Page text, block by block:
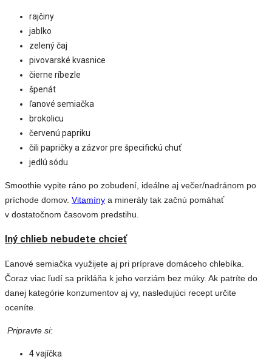
rajčiny
jablko
zelený čaj
pivovarské kvasnice
čierne ríbezle
špenát
ľanové semiačka
brokolicu
červenú papriku
čili papričky a zázvor pre špecifickú chuť
jedlú sódu
Smoothie vypite ráno po zobudení, ideálne aj večer/nadránom po
príchode domov. Vitamíny a minerály tak začnú pomáhať
v dostatočnom časovom predstihu.
Iný chlieb nebudete chcieť
Ľanové semiačka využijete aj pri príprave domáceho chlebíka.
Čoraz viac ľudí sa prikláňa k jeho verziám bez múky. Ak patríte do
danej kategórie konzumentov aj vy, nasledujúci recept určite
oceníte.
Pripravte si:
4 vajíčka